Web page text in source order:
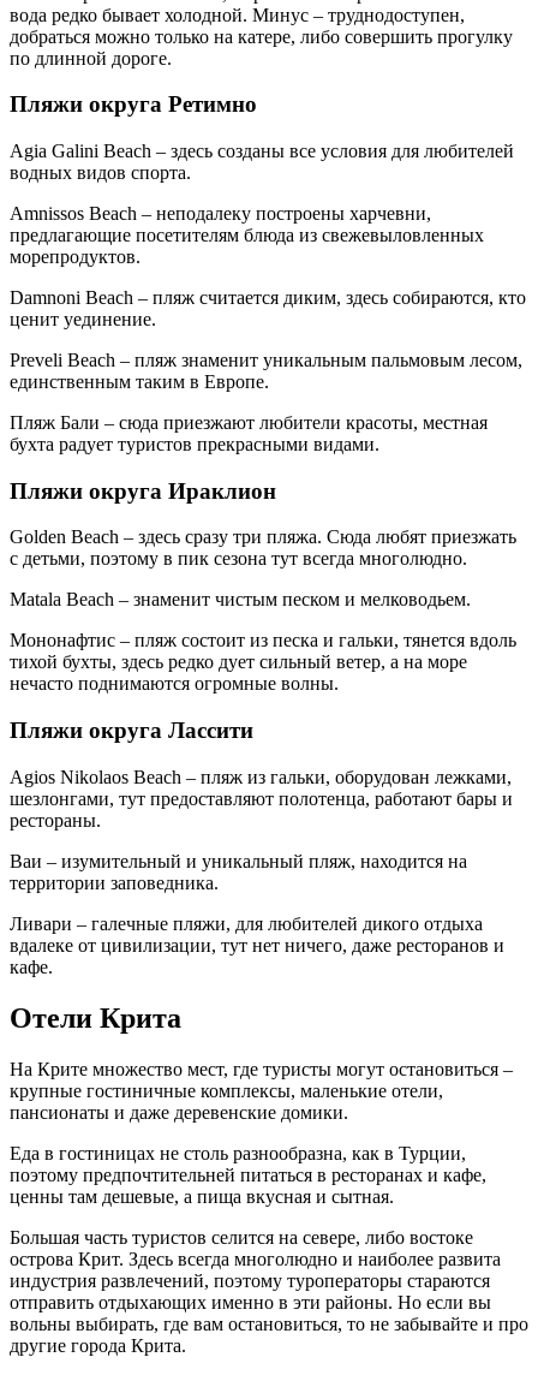
вода редко бывает холодной. Минус – труднодоступен,
добраться можно только на катере, либо совершить прогулку
по длинной дороге.
Пляжи округа Ретимно
Agia Galini Beach – здесь созданы все условия для любителей
водных видов спорта.
Amnissos Beach – неподалеку построены харчевни,
предлагающие посетителям блюда из свежевыловленных
морепродуктов.
Damnoni Beach – пляж считается диким, здесь собираются, кто
ценит уединение.
Preveli Beach – пляж знаменит уникальным пальмовым лесом,
единственным таким в Европе.
Пляж Бали – сюда приезжают любители красоты, местная
бухта радует туристов прекрасными видами.
Пляжи округа Ираклион
Golden Beach – здесь сразу три пляжа. Сюда любят приезжать
с детьми, поэтому в пик сезона тут всегда многолюдно.
Matala Beach – знаменит чистым песком и мелководьем.
Мононафтис – пляж состоит из песка и гальки, тянется вдоль
тихой бухты, здесь редко дует сильный ветер, а на море
нечасто поднимаются огромные волны.
Пляжи округа Лассити
Agios Nikolaos Beach – пляж из гальки, оборудован лежками,
шезлонгами, тут предоставляют полотенца, работают бары и
рестораны.
Ваи – изумительный и уникальный пляж, находится на
территории заповедника.
Ливари – галечные пляжи, для любителей дикого отдыха
вдалеке от цивилизации, тут нет ничего, даже ресторанов и
кафе.
Отели Крита
На Крите множество мест, где туристы могут остановиться –
крупные гостиничные комплексы, маленькие отели,
пансионаты и даже деревенские домики.
Еда в гостиницах не столь разнообразна, как в Турции,
поэтому предпочтительней питаться в ресторанах и кафе,
ценны там дешевые, а пища вкусная и сытная.
Большая часть туристов селится на севере, либо востоке
острова Крит. Здесь всегда многолюдно и наиболее развита
индустрия развлечений, поэтому туроператоры стараются
отправить отдыхающих именно в эти районы. Но если вы
вольны выбирать, где вам остановиться, то не забывайте и про
другие города Крита.